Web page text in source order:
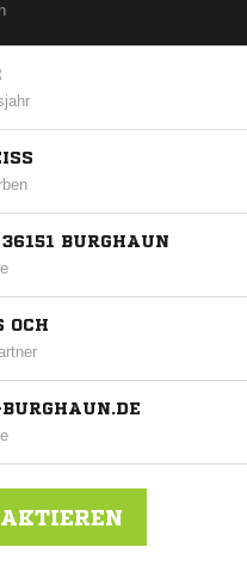
BURGHAUN
OCH